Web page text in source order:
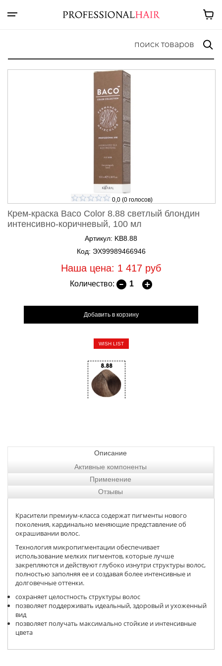
0,0(0голосов)
Крем-краска Baco Color 8.88 светлый блондин
интенсивно-коричневый, 100 мл
Артикул: KB8.88
Код: ЭХ99989466946
Наша цена: 1 417 руб
Количество:
WISH LIST
Описание
Активные компоненты
Применение
Отзывы
Красители премиум-класса содержат пигменты нового
поколения, кардинально меняющие представление об
окрашивании волос.
Технология микропигментации обеспечивает
использование мелких пигментов, которые лучше
закрепляются и действуют глубоко изнутри структуры волос,
полностью заполняя ее и создавая более интенсивные и
долговечные оттенки.
сохраняет целостность структуры волос
позволяет поддерживать идеальный, здоровый и ухоженный
вид
позволяет получать максимально стойкие и интенсивные
цвета